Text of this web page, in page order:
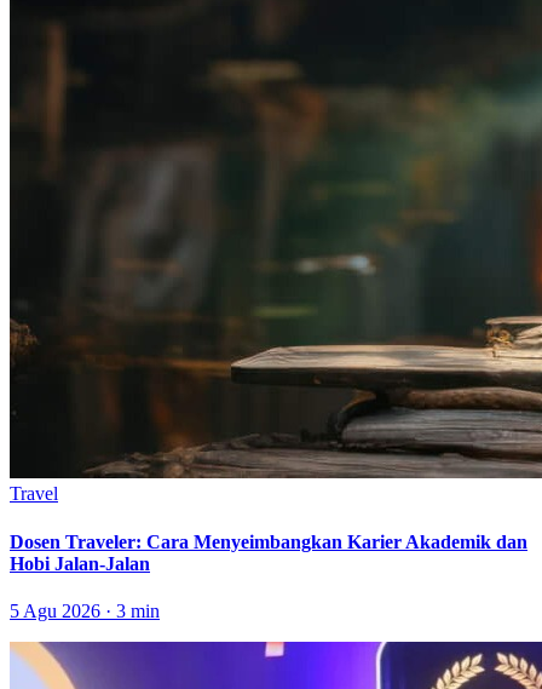
Travel
Dosen Traveler: Cara Menyeimbangkan Karier Akademik dan
Hobi Jalan-Jalan
5 Agu 2026 · 3 min